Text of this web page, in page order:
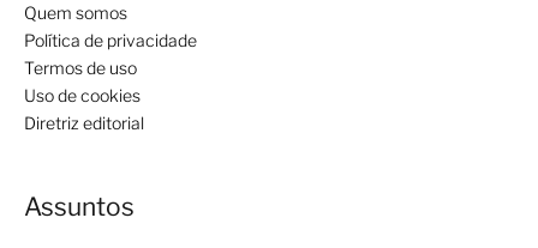
Quem somos
Política de privacidade
Termos de uso
Uso de cookies
Diretriz editorial
Assuntos